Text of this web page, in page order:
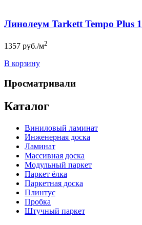
Линолеум Tarkett Tempo Plus
1357 руб./м2
В корзину
Просматривали
Каталог
Виниловый ламинат
Инженерная доска
Ламинат
Массивная доска
Модульный паркет
Паркет ёлка
Паркетная доска
Плинтус
Пробка
Штучный паркет